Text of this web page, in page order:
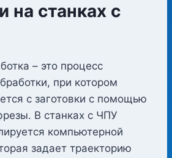
на станках с
– это процесс
при котором
с заготовки с помощью
В станках с ЧПУ
компьютерной
задает траекторию